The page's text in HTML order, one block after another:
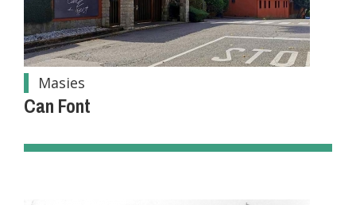
Masies
Can Font